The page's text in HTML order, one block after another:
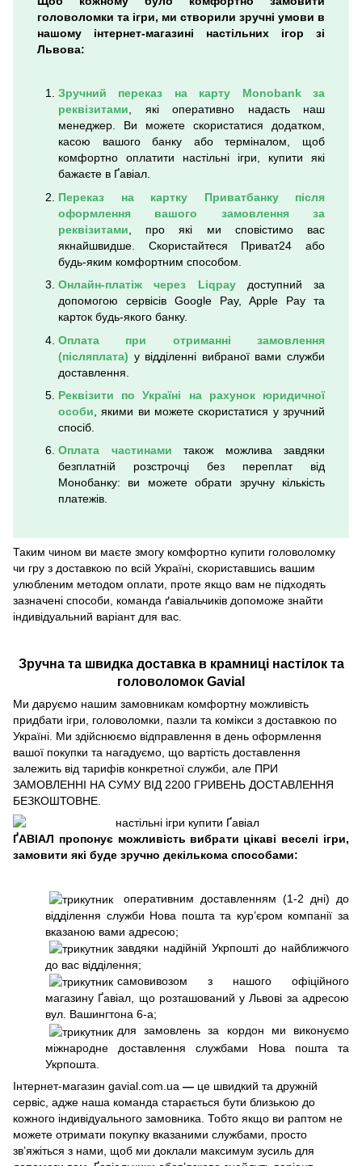
головоломки та ігри, ми створили зручні умови в
нашому інтернет-магазині настільних ігор зі
Львова:
Зручний переказ на карту Monobank за
реквізитами, які оперативно надасть наш
менеджер. Ви можете скористатися додатком,
касою вашого банку або терміналом, щоб
комфортно оплатити настільні ігри, купити які
бажаєте в Ґавіал.
Переказ на картку Приватбанку після
оформлення вашого замовлення за
реквізитами , про які ми сповістимо вас
якнайшвидше. Скористайтеся Приват24 або
будь-яким комфортним способом.
Онлайн-платіж через Liqpayдоступний за
допомогою сервісів Google Pay, Apple Pay та
карток будь-якого банку.
Оплата при отриманні замовлення
(післяплата) у відділенні вибраної вами служби
доставлення.
Реквізити по Україні на рахунок юридичної
особи , якими ви можете скористатися у зручний
спосіб.
Оплата частинами також можлива завдяки
безплатній розстрочці без переплат від
Монобанку: ви можете обрати зручну кількість
платежів.
Таким чином ви маєте змогу комфортно купити головоломку
чи гру з доставкою по всій Україні, скориставшись вашим
улюбленим методом оплати, проте якщо вам не підходять
зазначені способи, команда ґавіальчиків допоможе знайти
індивідуальний варіант для вас.
Зручна та швидка доставка в крамниці настілок та
головоломок Gavial
Ми даруємо нашим замовникам комфортну можливість
придбати ігри, головоломки, пазли та комікси з доставкою по
Україні. Ми здійснюємо відправлення в день оформлення
вашої покупки та нагадуємо, що вартість доставлення
залежить від тарифів конкретної служби, але ПРИ
ЗАМОВЛЕННІ НА СУМУ ВІД 2200 ГРИВЕНЬ ДОСТАВЛЕННЯ
БЕЗКОШТОВНЕ.
ҐАВІАЛ пропонує можливість вибрати цікаві веселі ігри,
замовити які буде зручно декількома способами:
оперативним доставленням (1-2 дні) до
відділення служби Нова пошта та кур’єром компанії за
вказаною вами адресою;
завдяки надійній Укрпошті до найближчого
до вас відділення;
самовивозом з нашого офіційного
магазину Ґавіал, що розташований у Львові за адресою
вул. Вашингтона 6-а;
для замовлень за кордон ми виконуємо
міжнародне доставлення службами Нова пошта та
Укрпошта.
Інтернет-магазин gavial.com.ua — це швидкий та дружній
сервіс, адже наша команда старається бути близькою до
кожного індивідуального замовника. Тобто якщо ви раптом не
можете отримати покупку вказаними службами, просто
зв’яжіться з нами, щоб ми доклали максимум зусиль для